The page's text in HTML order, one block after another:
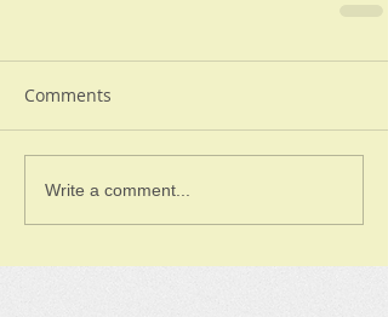
Comments
Write a comment...